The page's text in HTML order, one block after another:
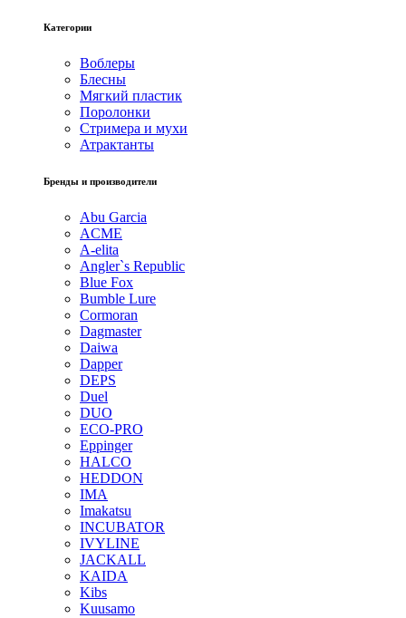
Категории
Воблеры
Блесны
Мягкий пластик
Поролонки
Стримера и мухи
Атрактанты
Бренды и производители
Abu Garcia
ACME
A-elita
Angler`s Republic
Blue Fox
Bumble Lure
Cormoran
Dagmaster
Daiwa
Dapper
DEPS
Duel
DUO
ECO-PRO
Eppinger
HALCO
HEDDON
IMA
Imakatsu
INCUBATOR
IVYLINE
JACKALL
KAIDA
Kibs
Kuusamo